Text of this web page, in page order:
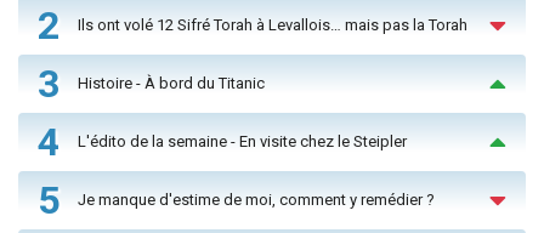
2 Ils ont volé 12 Sifré Torah à Levallois… mais pas la Torah
3 Histoire - À bord du Titanic
4 L'édito de la semaine - En visite chez le Steipler
5 Je manque d'estime de moi, comment y remédier ?